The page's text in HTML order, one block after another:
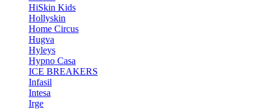
HiSkin Kids
Hollyskin
Home Circus
Hugva
Hyleys
Hypno Casa
ICE BREAKERS
Infasil
Intesa
Irge